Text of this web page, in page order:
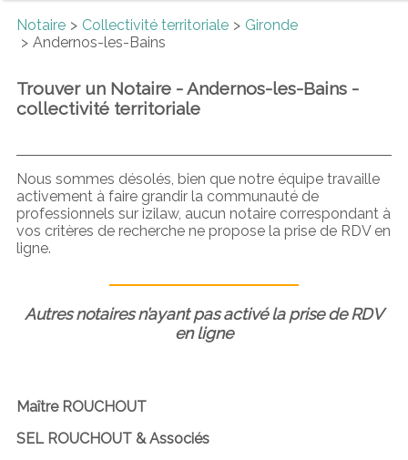
Notaire Collectivité territoriale
Gironde
Andernos-les-Bains
Trouver un Notaire - Andernos-les-Bains -
collectivité territoriale
Nous sommes désolés, bien que notre équipe travaille
activement à faire grandir la communauté de
professionnels sur izilaw, aucun notaire correspondant à
vos critères de recherche ne propose la prise de RDV en
ligne.
Autres notaires n’ayant pas activé la prise de RDV
en ligne
Maître ROUCHOUT
SEL ROUCHOUT & Associés